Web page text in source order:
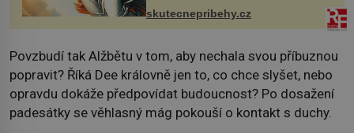
Čech, kde jsme si naplánova...
skutecnepribehy.cz
Povzbudí tak Alžbětu v tom, aby nechala svou příbuznou
popravit? Říká Dee královně jen to, co chce slyšet, nebo
opravdu dokáže předpovídat budoucnost? Po dosažení
padesátky se věhlasný mág pokouší o kontakt s duchy.